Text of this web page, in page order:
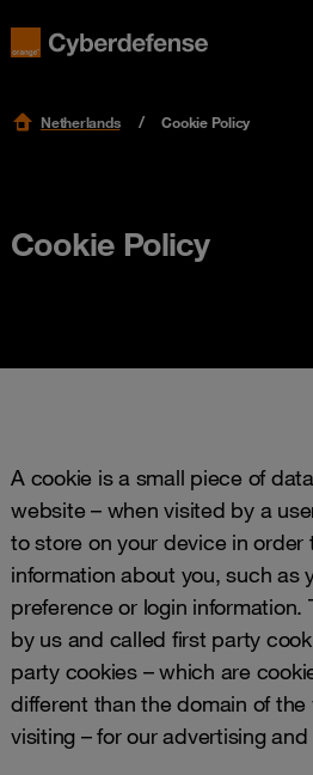
Netherlands Cookie Policy
Cookie Policy
A cookie is a small piece of
website – when visited by a
to store on your device in order
information about you, such as
preference or login information.
by us and called first party
party cookies – which are
different than the domain of
visiting – for our advertising